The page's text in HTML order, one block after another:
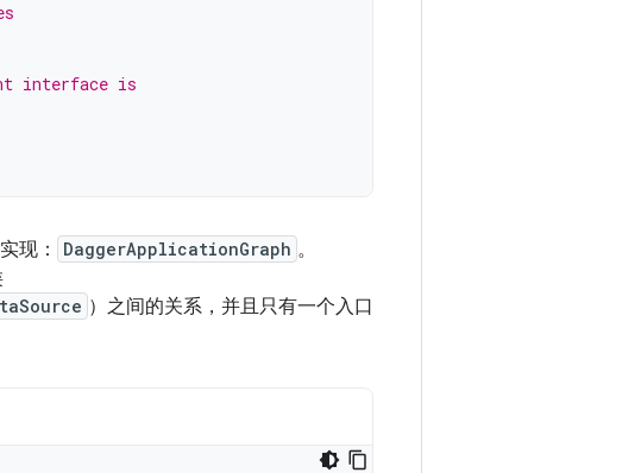
interface is
现： DaggerApplicationGraph 。
）之间的关系，并且只有一个入口